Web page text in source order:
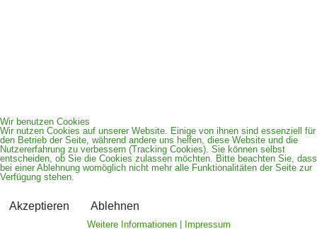
Wir benutzen Cookies
Wir nutzen Cookies auf unserer Website. Einige von ihnen sind essenziell für
den Betrieb der Seite, während andere uns helfen, diese Website und die
Nutzererfahrung zu verbessern (Tracking Cookies). Sie können selbst
entscheiden, ob Sie die Cookies zulassen möchten. Bitte beachten Sie, dass
bei einer Ablehnung womöglich nicht mehr alle Funktionalitäten der Seite zur
Verfügung stehen.
Akzeptieren Ablehnen
Weitere Informationen| Impressum